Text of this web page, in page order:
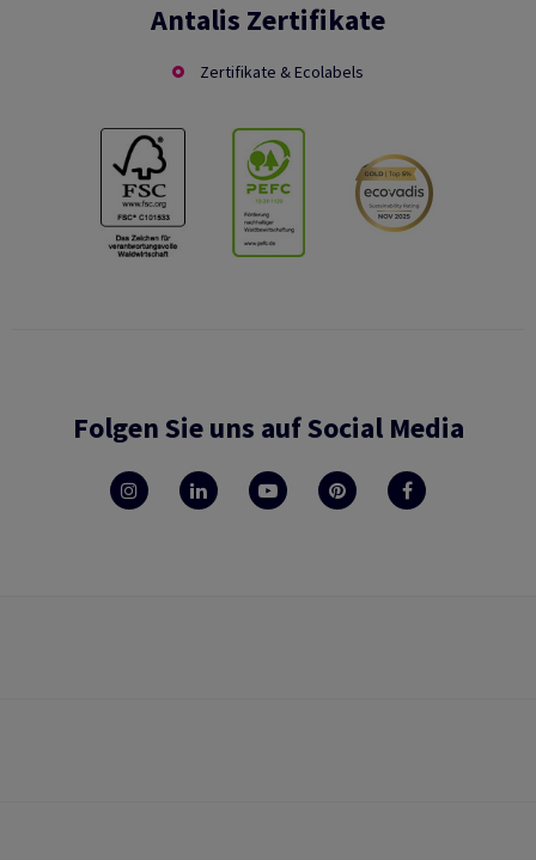
Antalis Zertifikate
Zertifikate & Ecolabels
Folgen Sie uns auf Social Media